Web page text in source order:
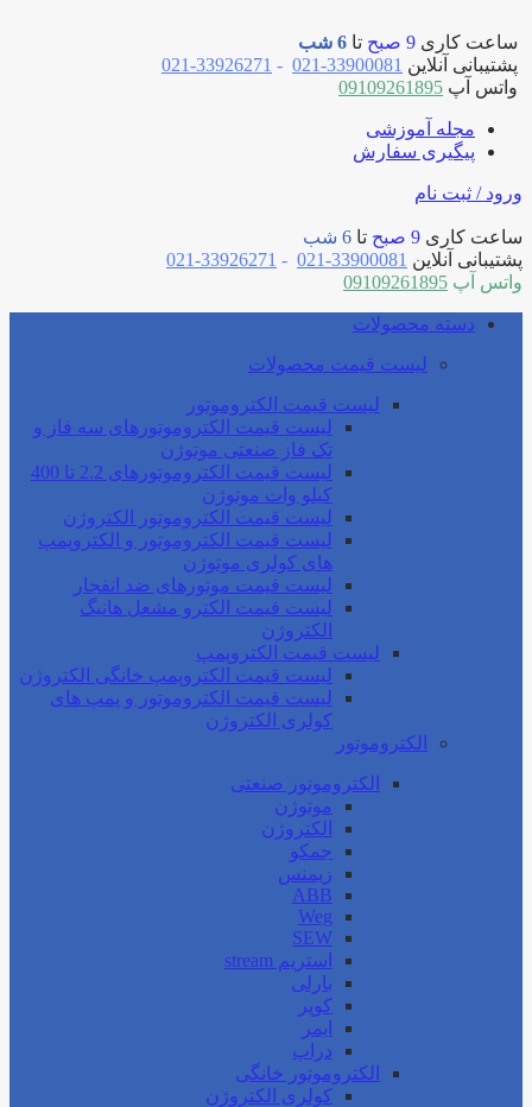
ساعت کاری 9 صبح تا 6 شب
پشتیبانی آنلاین 33900081-021
-
33926271-021
واتس آپ 09109261895
مجله آموزشی
پیگیری سفارش
ورود / ثبت نام
ساعت کاری 9 صبح تا 6 شب
پشتیبانی آنلاین 33900081-021
-
33926271-021
واتس آپ 09109261895
دسته محصولات
لیست قیمت محصولات
لیست قیمت الکتروموتور
لیست قیمت الکتروموتورهای سه فاز و
تک فاز صنعتی موتوژن
لیست قیمت الکتروموتورهای 2.2 تا 400
کیلو وات موتوژن
لیست قیمت الکتروموتور الکتروژن
لیست قیمت الکتروموتور و الکتروپمپ
های کولری موتوژن
لیست قیمت موتورهای ضد انفجار
لیست قیمت الکترو مشعل هانیگ
الکتروژن
لیست قیمت الکتروپمپ
لیست قیمت الکتروپمپ خانگی الکتروژن
لیست قیمت الکتروموتور و پمپ های
کولری الکتروژن
الکتروموتور
الکتروموتور صنعتی
موتوژن
الکتروژن
جمکو
زیمنس
ABB
Weg
SEW
استریم stream
بارلی
کوپر
ایمر
دراپ
الکتروموتور خانگی
کولری الکتروژن